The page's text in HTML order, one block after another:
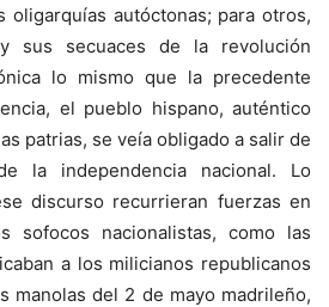
oligarquías autóctonas; para otros,
sus secuaces de la revolución
lo mismo que la precedente
el pueblo hispano, auténtico
patrias, se veía obligado a salir de
la independencia nacional. Lo
discurso recurrieran fuerzas en
sofocos nacionalistas, como las
a los milicianos republicanos
manolas del 2 de mayo madrileño,